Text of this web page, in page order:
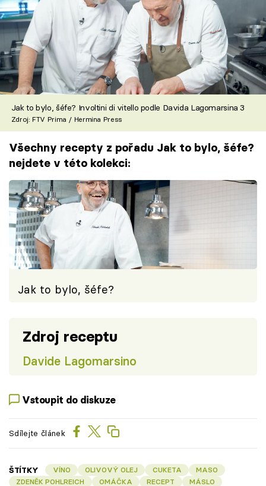
Jak to bylo, šéfe? Involtini di vitello podle Davida Lagomarsina 3
Zdroj: FTV Prima / Hermina Press
Všechny recepty z pořadu Jak to bylo, šéfe?
nejdete v této kolekci:
Jak to bylo, šéfe?
Zdroj receptu
Davide Lagomarsino
Vstoupit do diskuze
Sdílejte článek
ŠTÍTKY VÍNO OLIVOVÝ OLEJ CUKETA
MASO
ZDENĚK POHLREICH
OMÁČKA RECEPT
MÁSLO